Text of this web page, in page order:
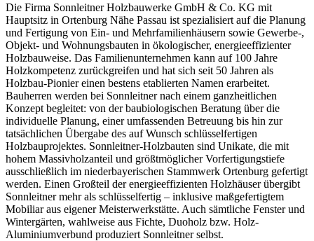
Die Firma Sonnleitner Holzbauwerke GmbH & Co. KG mit
Hauptsitz in Ortenburg Nähe Passau ist spezialisiert auf die Planung
und Fertigung von Ein- und Mehrfamilienhäusern sowie Gewerbe-,
Objekt- und Wohnungsbauten in ökologischer, energieeffizienter
Holzbauweise. Das Familienunternehmen kann auf 100 Jahre
Holzkompetenz zurückgreifen und hat sich seit 50 Jahren als
Holzbau-Pionier einen bestens etablierten Namen erarbeitet.
Bauherren werden bei Sonnleitner nach einem ganzheitlichen
Konzept begleitet: von der baubiologischen Beratung über die
individuelle Planung, einer umfassenden Betreuung bis hin zur
tatsächlichen Übergabe des auf Wunsch schlüsselfertigen
Holzbauprojektes. Sonnleitner-Holzbauten sind Unikate, die mit
hohem Massivholzanteil und größtmöglicher Vorfertigungstiefe
ausschließlich im niederbayerischen Stammwerk Ortenburg gefertigt
werden. Einen Großteil der energieeffizienten Holzhäuser übergibt
Sonnleitner mehr als schlüsselfertig – inklusive maßgefertigtem
Mobiliar aus eigener Meisterwerkstätte. Auch sämtliche Fenster und
Wintergärten, wahlweise aus Fichte, Duoholz bzw. Holz-
Aluminiumverbund produziert Sonnleitner selbst.